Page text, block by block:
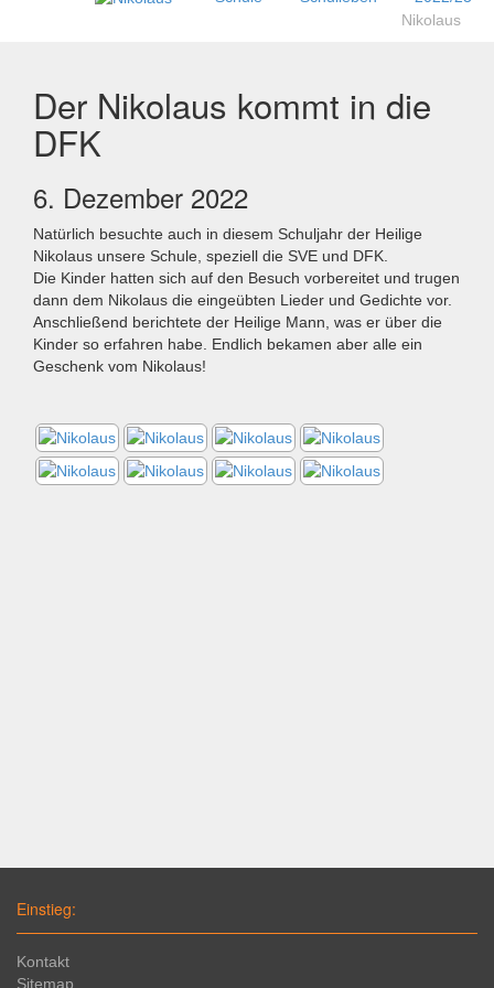
Nikolaus
Der Nikolaus kommt in die
DFK
6. Dezember 2022
Natürlich besuchte auch in diesem Schuljahr der Heilige
Nikolaus unsere Schule, speziell die SVE und DFK.
Die Kinder hatten sich auf den Besuch vorbereitet und trugen
dann dem Nikolaus die eingeübten Lieder und Gedichte vor.
Anschließend berichtete der Heilige Mann, was er über die
Kinder so erfahren habe. Endlich bekamen aber alle ein
Geschenk vom Nikolaus!
Einstieg:
Kontakt
Sitemap